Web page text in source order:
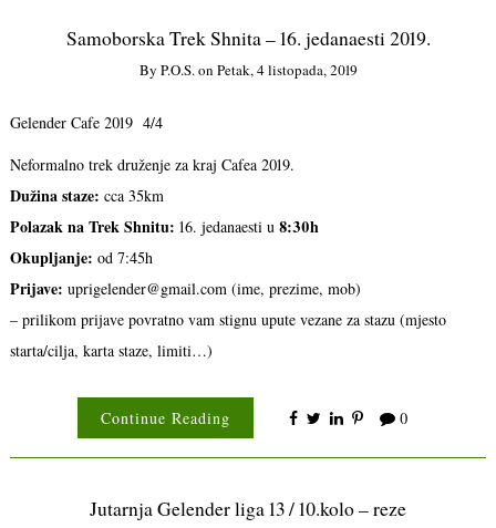
Samoborska Trek Shnita – 16. jedanaesti 2019.
By P.o.s. on Petak, 4 listopada, 2019
Gelender Cafe 2019 4/4
Neformalno trek druženje za kraj Cafea 2019.
Dužina staze: cca 35km
Polazak na Trek Shnitu: 16. jedanaesti u 8:30h
Okupljanje: od 7:45h
Prijave: uprigelender@gmail.com (ime, prezime, mob)
– prilikom prijave povratno vam stignu upute vezane za stazu (mjesto
starta/cilja, karta staze, limiti…)
Continue Reading 0
Jutarnja Gelender liga 13 / 10.kolo – reze